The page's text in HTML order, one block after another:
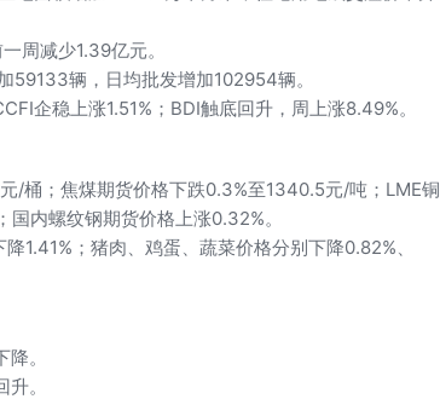
周减少1.39亿元。
59133辆，日均批发增加102954辆。
企稳上涨1.51%；BDI触底回升，周上涨8.49%。
/桶；焦煤期货价格下跌0.3%至1340.5元/吨；LME铜
内螺纹钢期货价格上涨0.32%。
1.41%；猪肉、鸡蛋、蔬菜价格分别下降0.82%、
。
。